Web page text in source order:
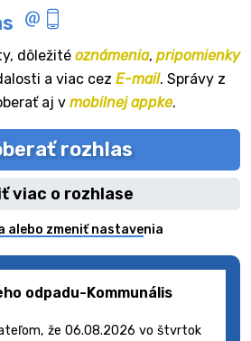
dôležité oznámenia, pripomienky
a viac cez E-mail. Správy z
aj v mobilnej appke.
rozhlas
viac o rozhlase
alebo zmeniť nastavenia
odpadu-Kommunális
že 06.08.2026 vo štvrtok